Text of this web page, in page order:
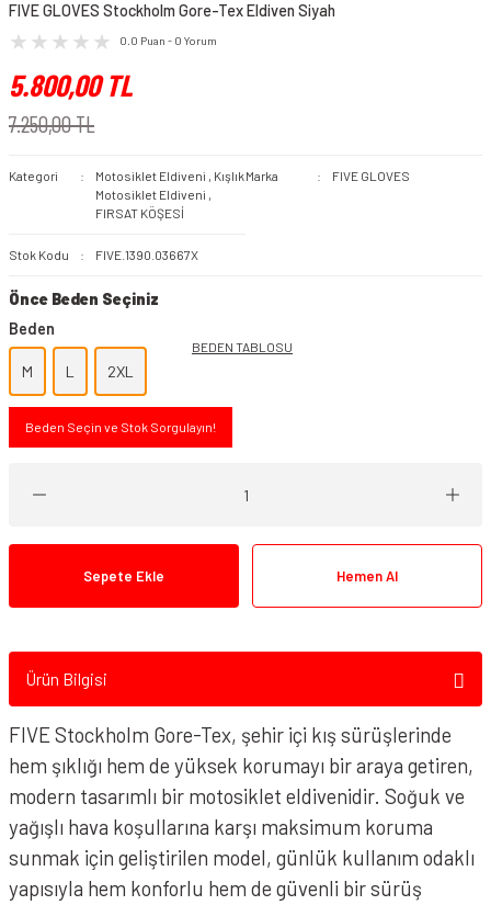
FIVE GLOVES Stockholm Gore-Tex Eldiven Siyah
0.0 Puan - 0 Yorum
5.800,00 TL
7.250,00 TL
Kategori Motosiklet Eldiveni , Kışlık
Motosiklet Eldiveni ,
FIRSAT KÖŞESİ
Marka FIVE GLOVES
Stok Kodu FIVE.1390.03667X
Önce Beden Seçiniz
Beden
M L 2XL
BEDEN TABLOSU
Beden Seçin ve Stok Sorgulayın!
Sepete Ekle Hemen Al
Ürün Bilgisi
FIVE Stockholm Gore-Tex, şehir içi kış sürüşlerinde
hem şıklığı hem de yüksek korumayı bir araya getiren,
modern tasarımlı bir motosiklet eldivenidir. Soğuk ve
yağışlı hava koşullarına karşı maksimum koruma
sunmak için geliştirilen model, günlük kullanım odaklı
yapısıyla hem konforlu hem de güvenli bir sürüş